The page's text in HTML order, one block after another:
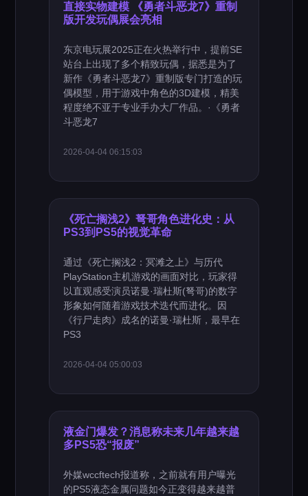
直接实物建模 《勇者斗恶龙7》重制
版开发玩偶展会亮相
东京电玩展2025正在火热举行中，提前SE
站台上出现了多个精致玩偶，据悉是为了
新作《勇者斗恶龙7》重制版专门打造的玩
偶模型，用于游戏中角色的3D建模，精美
程度绝不亚于专业手办大厂作品。·《勇者
斗恶龙7
2026-04-04 06:15:03
《死亡搁浅2》弩哥角色进化史：从
PS3到PS5的视觉革命
通过《死亡搁浅2：冥滩之上》与历代
PlayStation主机游戏的画面对比，玩家得
以直观感受演员诺曼·瑞杜斯(弩哥)的数字
形象如何随着游戏技术迭代而进化。因
《行尸走肉》成名的诺曼·瑞杜斯，最早在
PS3
2026-04-04 05:00:03
液金门爆发？消息称未来几年越来越
多PS5恐“报废”
外媒wccftech报道称，之前就有用户曝光
的PS5液态金属问题如今正变得越来越普